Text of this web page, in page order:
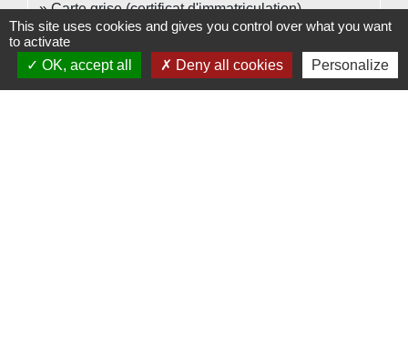
Carte grise (certificat d'immatriculation)
Transports - Mobilité
Sport
Loisirs - Sports - Culture
This site uses cookies and gives you control over what you want
to activate
OK, accept all
Deny all cookies Personalize